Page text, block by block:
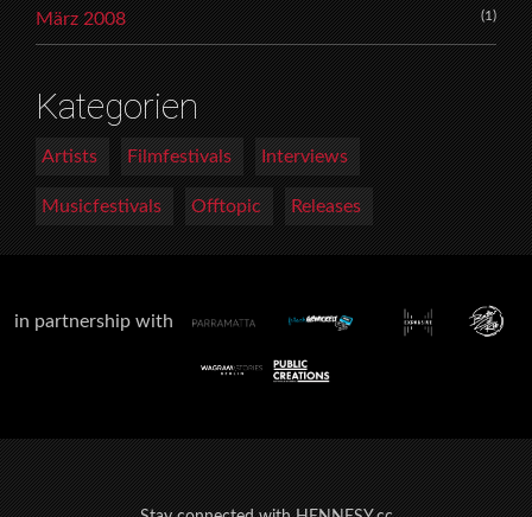
März 2008 (1)
Kategorien
Artists Filmfestivals Interviews
Musicfestivals Offtopic Releases
in partnership with